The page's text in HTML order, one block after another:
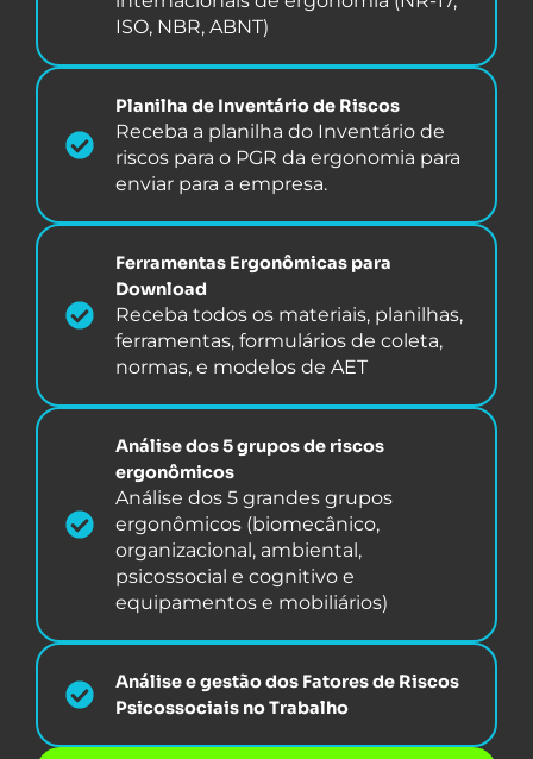
ISO, NBR, ABNT)
Planilha de Inventário de Riscos
Receba a planilha do Inventário de
riscos para o PGR da ergonomia para
enviar para a empresa.
Ferramentas Ergonômicas para
Download
Receba todos os materiais, planilhas,
ferramentas, formulários de coleta,
normas, e modelos de AET
Análise dos 5 grupos de riscos
ergonômicos
Análise dos 5 grandes grupos
ergonômicos (biomecânico,
organizacional, ambiental,
psicossocial e cognitivo e
equipamentos e mobiliários)
Análise e gestão dos Fatores de Riscos
Psicossociais no Trabalho